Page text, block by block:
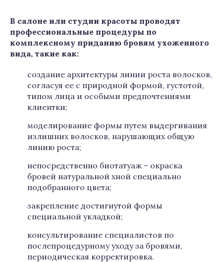
В салоне или студии красоты проводят
профессиональные процедуры по
комплексному приданию бровям ухоженного
вида, такие как:
создание архитектуры линии роста волосков,
согласуя ее с природной формой, густотой,
типом лица и особыми предпочтениями
клиентки;
моделирование формы путем выдергивания
излишних волосков, нарушающих общую
линию роста;
непосредственно биотатуаж – окраска
бровей натуральной хной специально
подобранного цвета;
закрепление достигнутой формы
специальной укладкой;
консультирование специалистов по
послепроцедурному уходу за бровями,
периодическая корректировка.